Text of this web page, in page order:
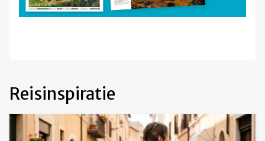
Reisinspiratie